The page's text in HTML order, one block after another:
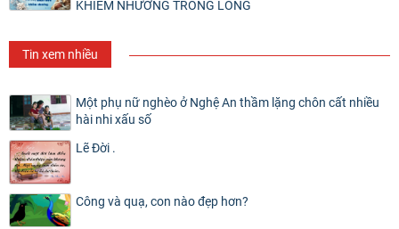
KHIÊM NHƯỜNG TRONG LÒNG
Tin xem nhiều
Một phụ nữ nghèo ở Nghệ An thầm lặng chôn cất nhiều
hài nhi xấu số
Lẽ Đời .
Công và quạ, con nào đẹp hơn?